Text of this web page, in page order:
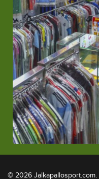
© 2026 Jalkapallosport.com.